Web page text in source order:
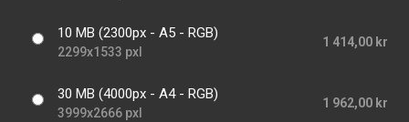
10 MB (2300px - A5 - RGB)
2299x1533 pxl
1 414,00 kr
30 MB (4000px - A4 - RGB)
3999x2666 pxl
1 962,00 kr